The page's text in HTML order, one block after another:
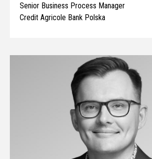
Senior Business Process Manager
Credit Agricole Bank Polska